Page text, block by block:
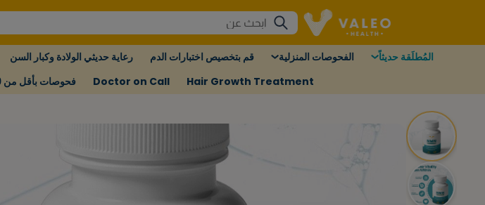
المُطلَقة حديثاً الفحوصات المنزلية قم بتخصيص اختبارات الدم رعاية حديثي الولادة وكبار السن
Hair Growth Treatment
Doctor on Call فحوصات بأقل من 99 درهماً